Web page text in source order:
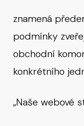
znamená
podmínky
obchodní
konkrétního
„Naše webové